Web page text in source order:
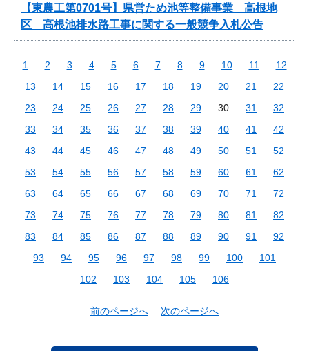
【東農工第0701号】県営ため池等整備事業 高根地
区 高根池排水路工事に関する一般競争入札公告
1 2 3 4 5 6 7 8 9 10 11
12
13
14 15 16 17 18 19 20 21
22
23
24 25 26 27 28 29 30 31
32
33
34 35 36 37 38 39 40 41
42
43
44 45 46 47 48 49 50 51
52
53
54 55 56 57 58 59 60 61
62
63
64 65 66 67 68 69 70 71
72
73
74 75 76 77 78 79 80 81
82
83
84 85 86 87 88 89 90 91
92
93
94 95 96 97 98 99 100
101
102
103 104 105 106
前のページへ 次のページへ